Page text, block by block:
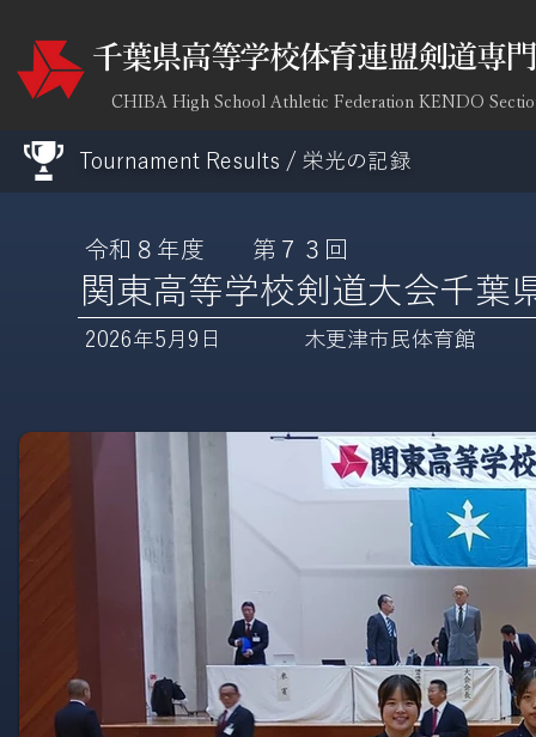
千葉県高等学校体育連盟剣道専
CHIBA High School Athletic Federation KENDO
Tournament Results / 栄光の記録
令和８年度 第７３回
関東高等学校剣道大会千葉
2026年5月9日 木更津市民体育館